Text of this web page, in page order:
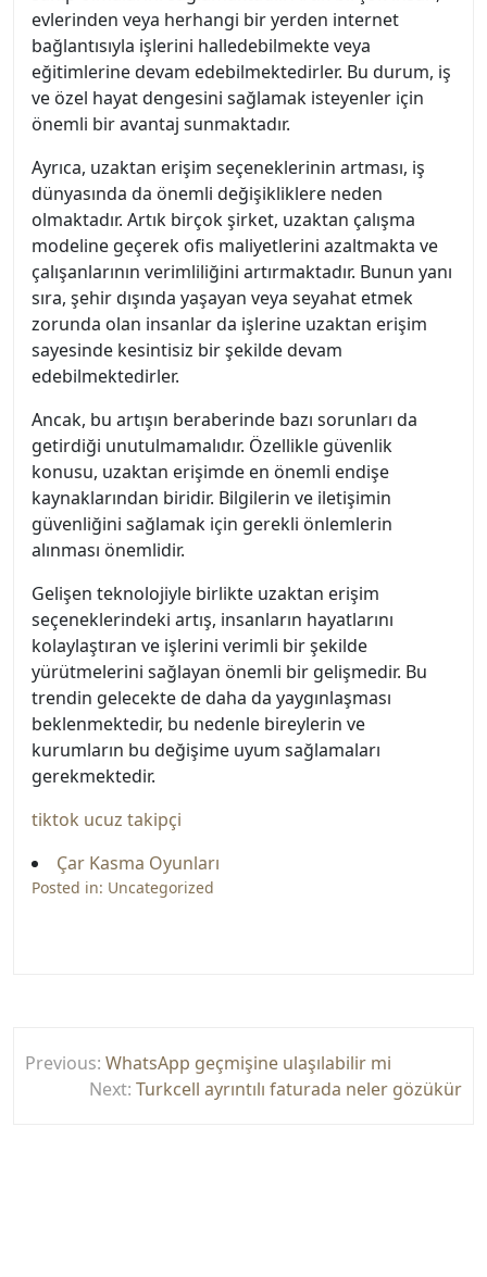
evlerinden veya herhangi bir yerden internet
bağlantısıyla işlerini halledebilmekte veya
eğitimlerine devam edebilmektedirler. Bu durum, iş
ve özel hayat dengesini sağlamak isteyenler için
önemli bir avantaj sunmaktadır.
Ayrıca, uzaktan erişim seçeneklerinin artması, iş
dünyasında da önemli değişikliklere neden
olmaktadır. Artık birçok şirket, uzaktan çalışma
modeline geçerek ofis maliyetlerini azaltmakta ve
çalışanlarının verimliliğini artırmaktadır. Bunun yanı
sıra, şehir dışında yaşayan veya seyahat etmek
zorunda olan insanlar da işlerine uzaktan erişim
sayesinde kesintisiz bir şekilde devam
edebilmektedirler.
Ancak, bu artışın beraberinde bazı sorunları da
getirdiği unutulmamalıdır. Özellikle güvenlik
konusu, uzaktan erişimde en önemli endişe
kaynaklarından biridir. Bilgilerin ve iletişimin
güvenliğini sağlamak için gerekli önlemlerin
alınması önemlidir.
Gelişen teknolojiyle birlikte uzaktan erişim
seçeneklerindeki artış, insanların hayatlarını
kolaylaştıran ve işlerini verimli bir şekilde
yürütmelerini sağlayan önemli bir gelişmedir. Bu
trendin gelecekte de daha da yaygınlaşması
beklenmektedir, bu nedenle bireylerin ve
kurumların bu değişime uyum sağlamaları
gerekmektedir.
tiktok ucuz takipçi
Çar Kasma Oyunları
Posted in: Uncategorized
gezinmesi
Previous: WhatsApp geçmişine ulaşılabilir mi
Next: Turkcell ayrıntılı faturada neler gözükür